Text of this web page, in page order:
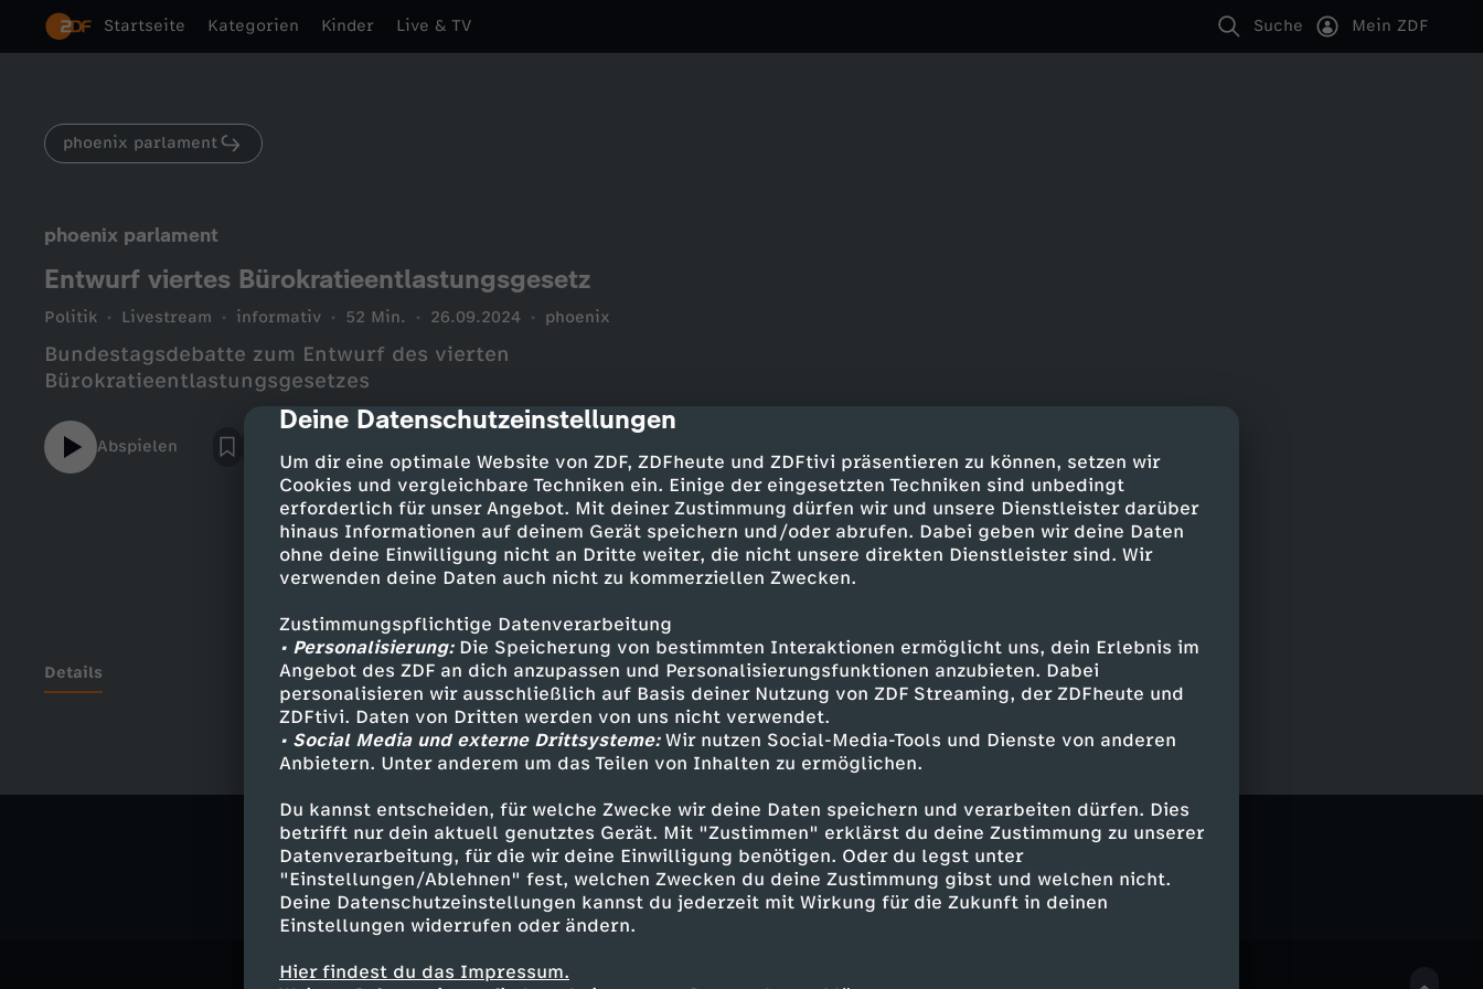
cmp-dialog-description
Deine Datenschutzeinstellungen
Um dir eine optimale Website von ZDF, ZDFheute und ZDFtivi präsentieren zu können, setzen wir
Cookies und vergleichbare Techniken ein. Einige der eingesetzten Techniken sind unbedingt
erforderlich für unser Angebot. Mit deiner Zustimmung dürfen wir und unsere Dienstleister darüber
hinaus Informationen auf deinem Gerät speichern und/oder abrufen. Dabei geben wir deine Daten
ohne deine Einwilligung nicht an Dritte weiter, die nicht unsere direkten Dienstleister sind. Wir
verwenden deine Daten auch nicht zu kommerziellen Zwecken.
Zustimmungspflichtige Datenverarbeitung
• Personalisierung:Die Speicherung von bestimmten Interaktionen ermöglicht uns, dein Erlebnis im
Angebot des ZDF an dich anzupassen und Personalisierungsfunktionen anzubieten. Dabei
personalisieren wir ausschließlich auf Basis deiner Nutzung von ZDF Streaming, der ZDFheute und
ZDFtivi. Daten von Dritten werden von uns nicht verwendet.
• Social Media und externe Drittsysteme:Wir nutzen Social-Media-Tools und Dienste von anderen
Anbietern. Unter anderem um das Teilen von Inhalten zu ermöglichen.
Du kannst entscheiden, für welche Zwecke wir deine Daten speichern und verarbeiten dürfen. Dies
betrifft nur dein aktuell genutztes Gerät. Mit "Zustimmen" erklärst du deine Zustimmung zu unserer
Datenverarbeitung, für die wir deine Einwilligung benötigen. Oder du legst unter
"Einstellungen/Ablehnen" fest, welchen Zwecken du deine Zustimmung gibst und welchen nicht.
Deine Datenschutzeinstellungen kannst du jederzeit mit Wirkung für die Zukunft in deinen
Einstellungen widerrufen oder ändern.
Hier findest du das Impressum.
Startseite Kategorien Kinder Live & TV Suche Mein ZDF
phoenix parlament
phoenix parlament
Entwurf viertes Bürokratieentlastungsgesetz
Politik Livestream informativ 52 Min. 26.09.2024 phoenix
Bundestagsdebatte zum Entwurf des vierten
Bürokratieentlastungsgesetzes
Abspielen
Details
Ähnliche Inhalte entdecken
Politik Livestream informativ phoenix parlament